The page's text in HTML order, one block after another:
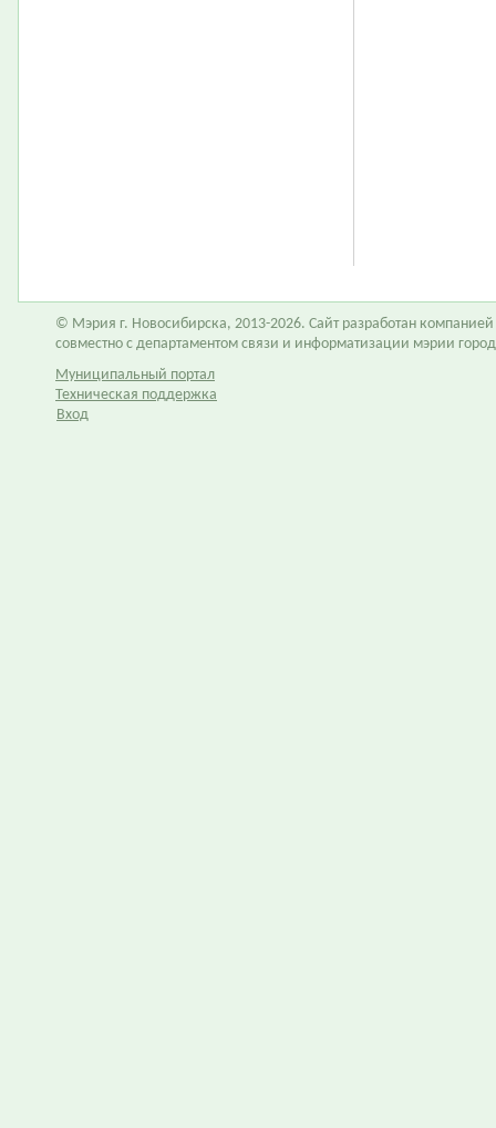
© Мэрия г. Новосибирска, 2013-2026. Сайт разработан компанией
совместно с департаментом связи и информатизации мэрии
Муниципальный портал
Техническая поддержка
Вход